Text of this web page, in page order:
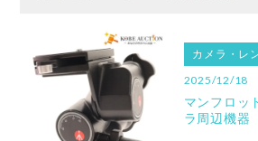
カメラ・レ
2025/12/18
マンフロッ
ラ周辺機器